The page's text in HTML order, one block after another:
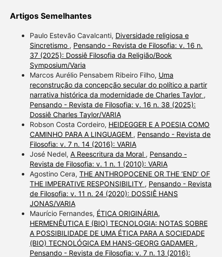
Artigos Semelhantes
Paulo Estevão Cavalcanti, Diversidade religiosa e
Sincretismo , Pensando - Revista de Filosofia: v. 16 n.
37 (2025): Dossiê Filosofia da Religião/Book
Symposium/Varia
Marcos Aurélio Pensabem Ribeiro Filho, Uma
reconstrução da concepção secular do político a partir
narrativa histórica da modernidade de Charles Taylor ,
Pensando - Revista de Filosofia: v. 16 n. 38 (2025):
Dossiê Charles Taylor/VARIA
Robson Costa Cordeiro, HEIDEGGER E A POESIA COMO
CAMINHO PARA A LINGUAGEM , Pensando - Revista de
Filosofia: v. 7 n. 14 (2016): VARIA
José Nedel, A Reescritura da Moral , Pensando -
Revista de Filosofia: v. 1 n. 1 (2010): VARIA
Agostino Cera, THE ANTHROPOCENE OR THE ‘END’ OF
THE IMPERATIVE RESPONSIBILITY , Pensando - Revista
de Filosofia: v. 11 n. 24 (2020): DOSSIÊ HANS
JONAS/VARIA
Maurício Fernandes, ÉTICA ORIGINÁRIA,
HERMENÊUTICA E (BIO) TECNOLOGIA: NOTAS SOBRE
A POSSIBILIDADE DE UMA ÉTICA PARA A SOCIEDADE
(BIO) TECNOLÓGICA EM HANS-GEORG GADAMER ,
Pensando - Revista de Filosofia: v. 7 n. 13 (2016):